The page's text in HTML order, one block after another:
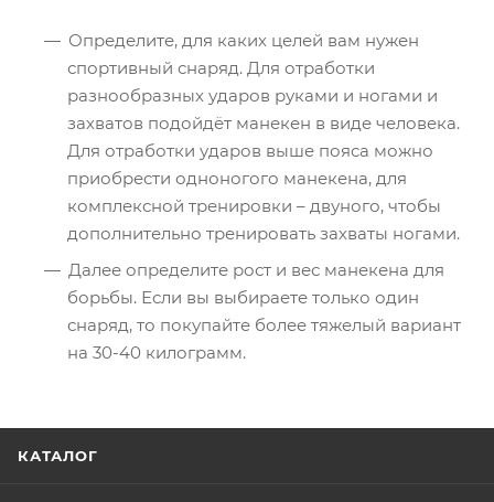
Определите, для каких целей вам нужен
спортивный снаряд. Для отработки
разнообразных ударов руками и ногами и
захватов подойдёт манекен в виде человека.
Для отработки ударов выше пояса можно
приобрести одноногого манекена, для
комплексной тренировки – двуного, чтобы
дополнительно тренировать захваты ногами.
Далее определите рост и вес манекена для
борьбы. Если вы выбираете только один
снаряд, то покупайте более тяжелый вариант
на 30-40 килограмм.
КАТАЛОГ